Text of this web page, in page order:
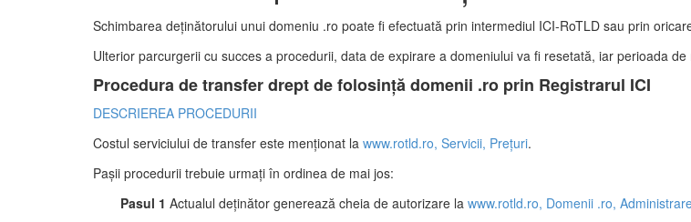
Schimbarea deținătorului unui domeniu .ro poate fi efectuată prin intermediul ICI-RoTLD sau prin
Ulterior parcurgerii cu succes a procedurii, data de expirare a domeniului va fi resetată, iar perioada
Procedura de transfer drept de folosință domenii .ro prin Registrarul ICI
DESCRIEREA PROCEDURII
Costul serviciului de transfer este menționat la www.rotld.ro, Servicii, Prețuri.
Pașii procedurii trebuie urmați în ordinea de mai jos:
Pasul 1 Actualul deținător generează cheia de autorizare la www.rotld.ro, Domenii .ro,